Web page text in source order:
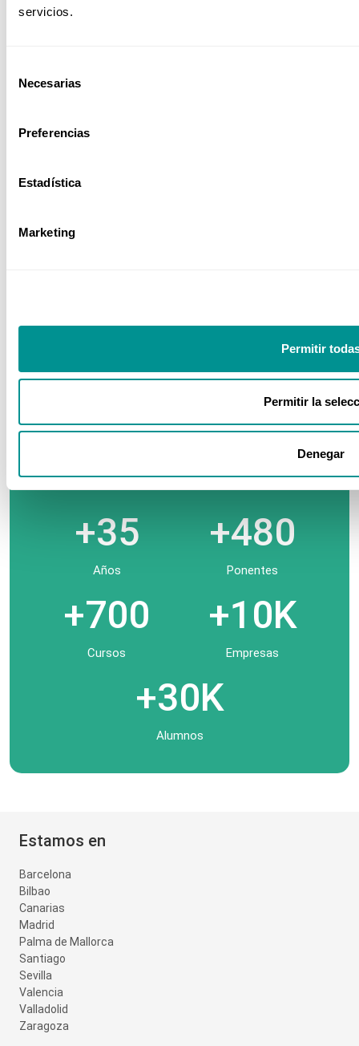
servicios.
Necesarias
Preferencias
Estadística
Marketing
Permitir
Permitir la
Denegar
Sector Sanitario
Nuestros números
+35
Años
+480
Ponentes
+700
Cursos
+10K
Empresas
+30K
Alumnos
Estamos en
Barcelona
Bilbao
Canarias
Madrid
Palma de Mallorca
Santiago
Sevilla
Valencia
Valladolid
Zaragoza